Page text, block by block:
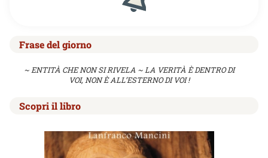
Frase del giorno
~ ENTITÀ CHE NON SI RIVELA ~ LA VERITÀ È DENTRO DI
VOI, NON È ALL’ESTERNO DI VOI !
Scopri il libro